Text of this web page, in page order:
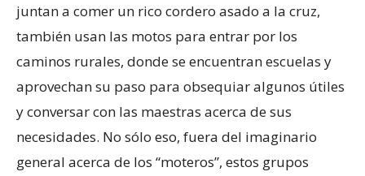
juntan a comer un rico cordero asado a la cruz,
también usan las motos para entrar por los
caminos rurales, donde se encuentran escuelas y
aprovechan su paso para obsequiar algunos útiles
y conversar con las maestras acerca de sus
necesidades. No sólo eso, fuera del imaginario
general acerca de los “moteros”, estos grupos